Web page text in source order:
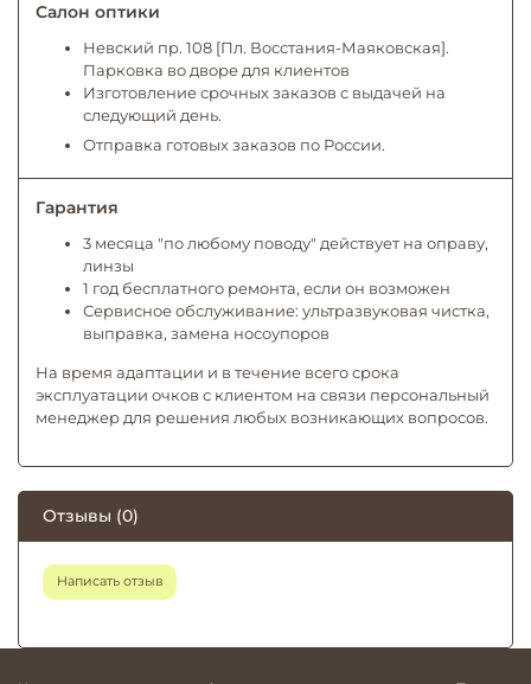
Салон оптики
Невский пр. 108 [Пл. Восстания-Маяковская].
Парковка во дворе для клиентов
Изготовление срочных заказов с выдачей на
следующий день.
Отправка готовых заказов по России.
Гарантия
3 месяца "по любому поводу" действует на оправу,
линзы
1 год бесплатного ремонта, если он возможен
Сервисное обслуживание: ультразвуковая чистка,
выправка, замена носоупоров
На время адаптации и в течение всего срока
эксплуатации очков с клиентом на связи персональный
менеджер для решения любых возникающих вопросов.
Отзывы (0)
Написать отзыв